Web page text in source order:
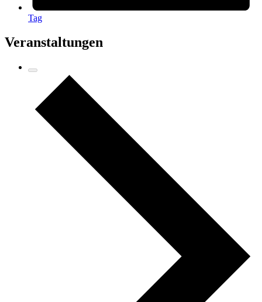
Tag
Veranstaltungen